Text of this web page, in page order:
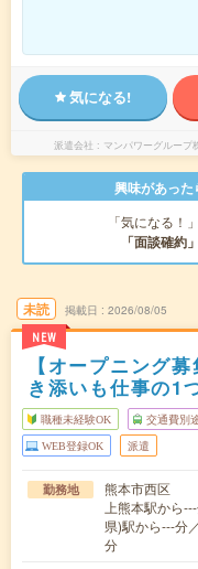
気になる!
派遣会社 マンパワーグルー
興味があっ
「気になる！
「面談確約」
未読
NEW
掲載日 2026/08/05
【オープニング
き添いも仕事の1
職種未経験OK 交通費別
WEB登録OK 派遣
勤務地
熊本市西区
上熊本駅から
県)駅から---分
分